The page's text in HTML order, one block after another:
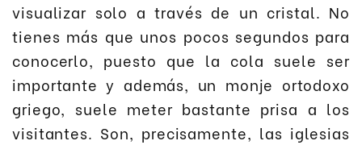
visualizar solo a través de un cristal. No
tienes más que unos pocos segundos para
conocerlo, puesto que la cola suele ser
importante y además, un monje ortodoxo
griego, suele meter bastante prisa a los
visitantes. Son, precisamente, las iglesias